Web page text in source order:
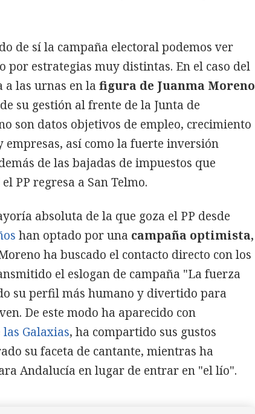
de sí la campaña electoral podemos ver
por estrategias muy distintas. En el caso del
a las urnas en la figura de Juanma Moreno
su gestión al frente de la Junta de
son datos objetivos de empleo, crecimiento
empresas, así como la fuerte inversión
de las bajadas de impuestos que
PP regresa a San Telmo.
absoluta de la que goza el PP desde
han optado por una campaña optimista,
ha buscado el contacto directo con los
el eslogan de campaña "La fuerza
su perfil más humano y divertido para
De este modo ha aparecido con
Galaxias, ha compartido sus gustos
su faceta de cantante, mientras ha
Andalucía en lugar de entrar en "el lío".